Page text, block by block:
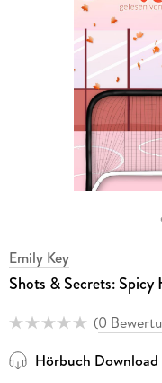
Emily Key
Shots & Secrets: Spicy
(0
Hörbuch Download